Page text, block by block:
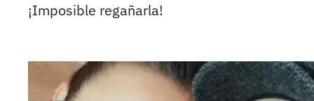
¡Imposible regañarla!